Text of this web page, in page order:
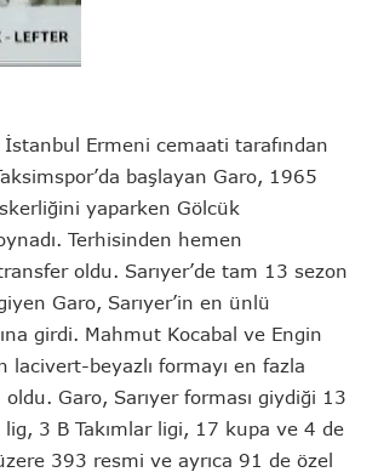
Ermeni cemaati tarafından
başlayan Garo, 1965
yaparken Gölcük
Terhisinden hemen
oldu. Sarıyer’de tam 13 sezon
Garo, Sarıyer’in en ünlü
girdi. Mahmut Kocabal ve Engin
lacivert-beyazlı formayı en fazla
Garo, Sarıyer forması giydiği 13
3 B Takımlar ligi, 17 kupa ve 4 de
393 resmi ve ayrıca 91 de özel